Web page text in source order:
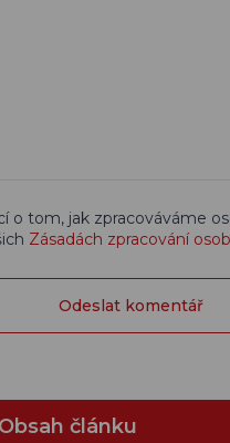
o tom, jak zpracováváme
Zásadách zpracování
Obsah článku